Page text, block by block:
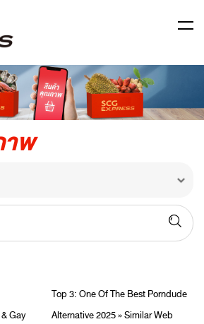
พ
Gay
Top 3: One Of The Best Porndude
Alternative 2025 » Similar Web